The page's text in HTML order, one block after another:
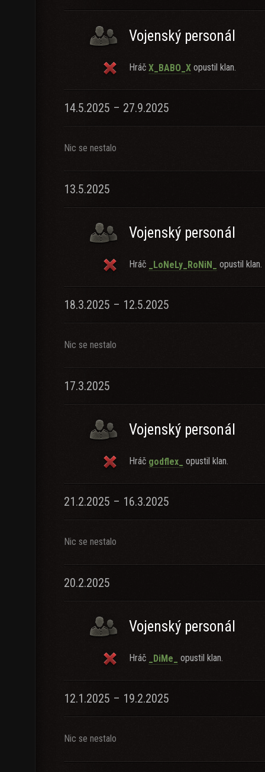
Vojenský personál
Hráč X_BABO_X opustil klan.
14.5.2025 – 27.9.2025
Nic se nestalo
13.5.2025
Vojenský personál
Hráč _LoNeLy_RoNiN_ opustil klan.
18.3.2025 – 12.5.2025
Nic se nestalo
17.3.2025
Vojenský personál
Hráč godflex_ opustil klan.
21.2.2025 – 16.3.2025
Nic se nestalo
20.2.2025
Vojenský personál
Hráč _DiMe_ opustil klan.
12.1.2025 – 19.2.2025
Nic se nestalo